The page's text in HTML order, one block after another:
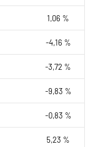
1,06 %
-4,16 %
-3,72 %
-9,83 %
-0,83 %
5,23 %